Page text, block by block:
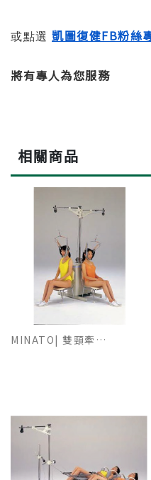
或點選 凱圖復健FB粉絲
將有專人為您服務
相關商品
MINATO| 雙頸牽引機 Tractizer TC-30D TypeC